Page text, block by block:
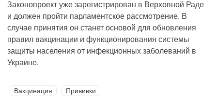
Законопроект уже зарегистрирован в Верховной Раде
и должен пройти парламентское рассмотрение. В
случае принятия он станет основой для обновления
правил вакцинации и функционирования системы
защиты населения от инфекционных заболеваний в
Украине.
Вакцинация Прививки